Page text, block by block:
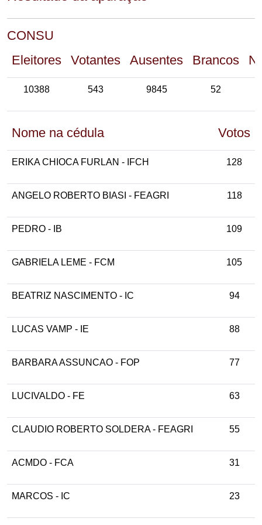
CONSU
Eleitores
Votantes Ausentes Brancos
10388 543 9845 52
Nome na cédula Votos
ERIKA CHIOCA FURLAN - IFCH 128
ANGELO ROBERTO BIASI - FEAGRI 118
PEDRO - IB 109
GABRIELA LEME - FCM 105
BEATRIZ NASCIMENTO - IC 94
LUCAS VAMP - IE 88
BARBARA ASSUNCAO - FOP 77
LUCIVALDO - FE 63
CLAUDIO ROBERTO SOLDERA - FEAGRI 55
ACMDO - FCA 31
MARCOS - IC 23